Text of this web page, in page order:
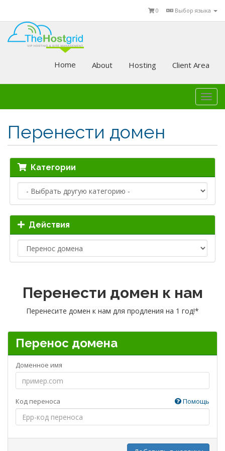
Выбор языка
0
Home About Hosting Client Area
Перенести домен
Категории
Действия
Перенести домен к нам
Перенесите домен к нам для продления на 1 год!*
Перенос домена
Доменное имя
Код переноса Помощь